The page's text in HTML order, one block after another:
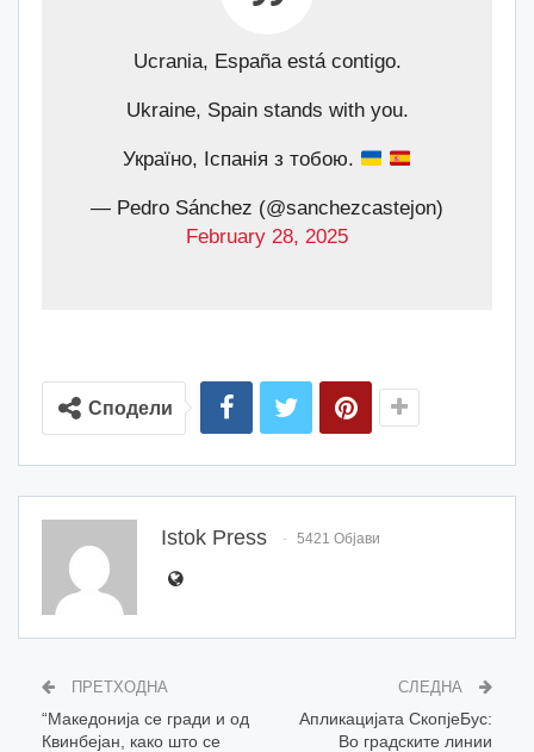
Ucrania, España está contigo.
Ukraine, Spain stands with you.
Україно, Іспанія з тобою.
— Pedro Sánchez (@sanchezcastejon)
February 28, 2025
Сподели
Istok Press 5421 Објави
ПРЕТХОДНА
“Македонија се гради и од
Квинбејан, како што се
СЛЕДНА
Апликацијата СкопјеБус:
Во градските линии